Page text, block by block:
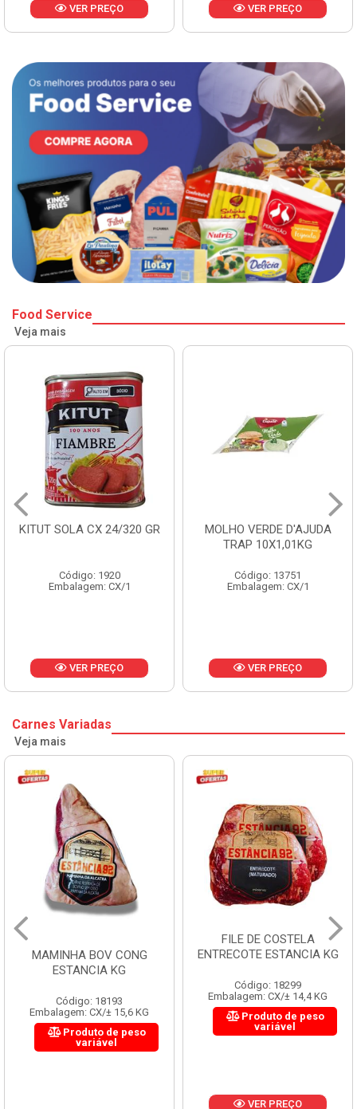
VER PREÇO VER PREÇO
Food Service
Veja mais
KITUT SOLA CX 24/320 GR
Código: 1920
Embalagem: CX/1
VER PREÇO
MOLHO VERDE D'AJUDA
TRAP 10X1,01KG
Código: 13751
Embalagem: CX/1
VER PREÇO
Carnes Variadas
Veja mais
MAMINHA BOV CONG
ESTANCIA KG
Código: 18193
Embalagem: CX/± 15,6 KG
Produto de peso
variável
FILE DE COSTELA
ENTRECOTE ESTANCIA KG
Código: 18299
Embalagem: CX/± 14,4 KG
Produto de peso
variável
VER PREÇO